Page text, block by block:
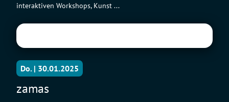
interaktiven Workshops, Kunst ...
Do. | 30.01.2025
zamas